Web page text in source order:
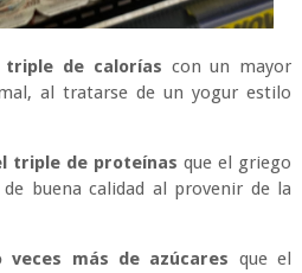
de calorías con un mayor
al tratarse de un yogur estilo
triple de proteínas que el griego
buena calidad al provenir de la
veces más de azúcares que el